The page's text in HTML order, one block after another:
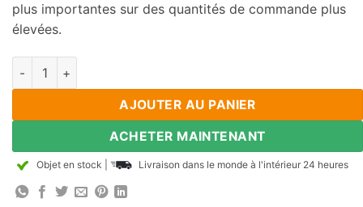
plus importantes sur des quantités de commande plus
élevées.
1pcs 50 mm x 54 mm x 10 mm d'épaisseur N35 bloc solide
AJOUTER AU PANIER
ACHETER MAINTENANT
Objet en stock Livraison dans le monde à l'intérieur 24 heures